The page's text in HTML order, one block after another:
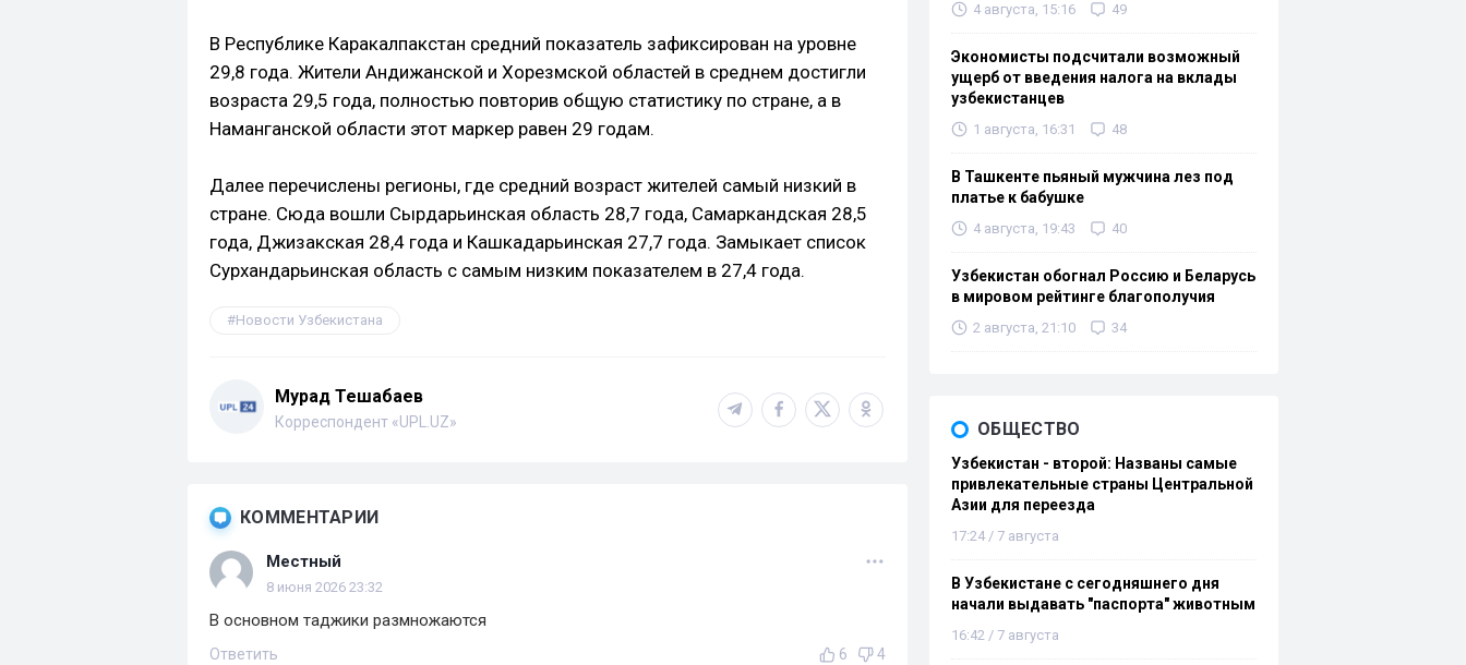
В Республике Каракалпакстан средний показатель зафиксирован на уровне
29,8 года. Жители Андижанской и Хорезмской областей в среднем достигли
возраста 29,5 года, полностью повторив общую статистику по стране, а в
Наманганской области этот маркер равен 29 годам.
Далее перечислены регионы, где средний возраст жителей самый низкий в
стране. Сюда вошли Сырдарьинская область 28,7 года, Самаркандская 28,5
года, Джизакская 28,4 года и Кашкадарьинская 27,7 года. Замыкает список
Сурхандарьинская область с самым низким показателем в 27,4 года.
Новости Узбекистана
Мурад Тешабаев
Корреспондент «UPL.UZ»
КОММЕНТАРИИ
Местный
8 июня 2026 23:32
В основном таджики размножаются
Ответить 6 4
4 августа, 15:16 49
Экономисты подсчитали возможный
ущерб от введения налога на вклады
узбекистанцев
1 августа, 16:31 48
В Ташкенте пьяный мужчина лез под
платье к бабушке
4 августа, 19:43 40
Узбекистан обогнал Россию и Беларусь
в мировом рейтинге благополучия
2 августа, 21:10 34
ОБЩЕСТВО
Узбекистан - второй: Названы самые
привлекательные страны Центральной
Азии для переезда
17:24 / 7 августа
В Узбекистане с сегодняшнего дня
начали выдавать "паспорта" животным
16:42 / 7 августа